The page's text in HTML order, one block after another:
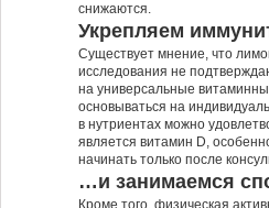
снижаются.
Укрепляем
Существует мнение, что
исследования не
на универсальные
основываться на
в нутриентах можно
является витамин D,
начинать только после
…и занимаемся
Кроме того, физическая